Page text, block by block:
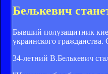
Белькевич
Бывший полузащитник
украинского
34-летний В.Белькевич